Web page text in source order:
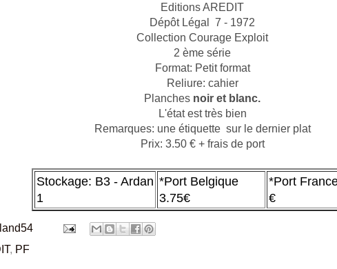
Editions AREDIT
Dépôt Légal 7 - 1972
Collection Courage Exploit
2 ème série
Format: Petit format
Reliure: cahier
Planches noir et blanc.
L'état est très bien
Remarques: une étiquette sur le dernier plat
Prix: 3.50 € + frais de port
Stockage: B3 - Ardan
1
*Port Belgique
3.75€
*Port
€
, PF